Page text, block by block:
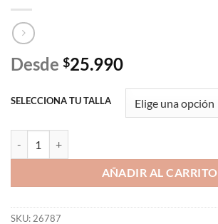
Desde $25.990
SELECCIONA TU TALLA
AÑADIR AL CARRITO
SKU:26787